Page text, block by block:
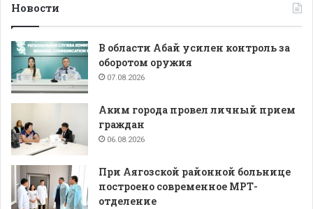
Новости
В области Абай усилен контроль за
оборотом оружия
07.08.2026
Аким города провел личный прием
граждан
06.08.2026
При Аягозской районной больнице
построено современное МРТ-
отделение